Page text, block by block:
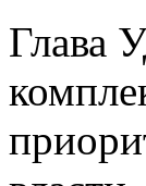
Глава